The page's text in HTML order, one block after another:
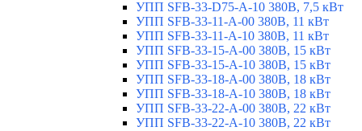
УПП SFB-33-D75-A-10 380В, 7,5 кВт
УПП SFB-33-11-A-00 380В, 11 кВт
УПП SFB-33-11-A-10 380В, 11 кВт
УПП SFB-33-15-A-00 380В, 15 кВт
УПП SFB-33-15-A-10 380В, 15 кВт
УПП SFB-33-18-A-00 380В, 18 кВт
УПП SFB-33-18-A-10 380В, 18 кВт
УПП SFB-33-22-A-00 380В, 22 кВт
УПП SFB-33-22-A-10 380В, 22 кВт